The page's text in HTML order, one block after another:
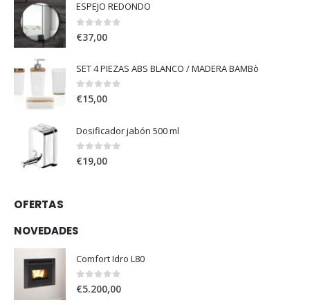
ESPEJO REDONDO
0out of 5
€37,00
SET 4 PIEZAS ABS BLANCO / MADERA BAMBò
0 out of 5
€15,00
Dosificador jabón 500 ml
0 out of 5
€19,00
OFERTAS
NOVEDADES
Comfort Idro L80
0out of 5
€5.200,00